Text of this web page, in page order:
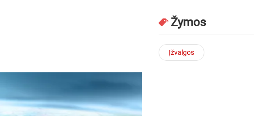
Žymos
Įžvalgos